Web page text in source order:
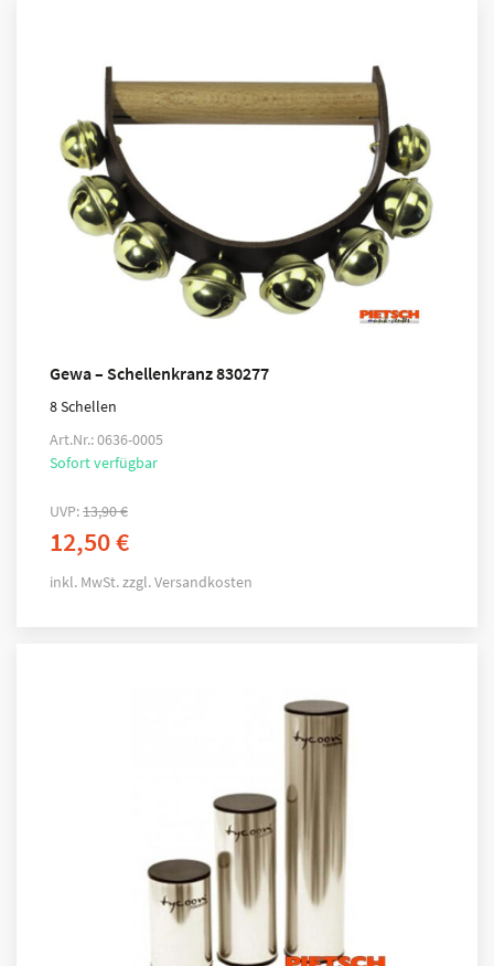
Gewa – Schellenkranz 830277
8 Schellen
Art.Nr.: 0636-0005
Sofort verfügbar
UVP:13,90€
12,50€
inkl. MwSt. zzgl.Versandkosten